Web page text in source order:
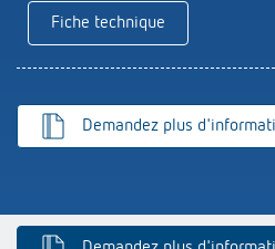
Régulation de la
Références
Application de Theben
Fiche technique
Demandez plus